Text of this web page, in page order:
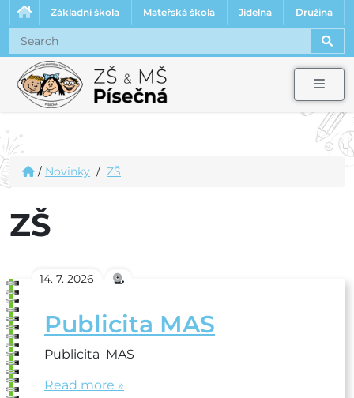
Základní škola Mateřská škola Jídelna Družina
/ Novinky / ZŠ
ZŠ
14. 7. 2026
Publicita MAS
Publicita_MAS
Read more »